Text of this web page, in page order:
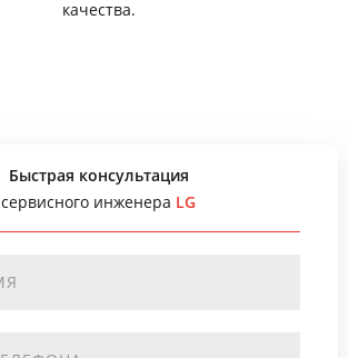
качества.
Быстрая консультация
сервисного инженера LG